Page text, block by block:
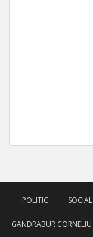
POLITIC SOCIAL
GANDRABUR CORNELIU